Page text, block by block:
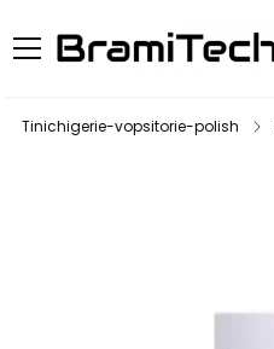
Tinichigerie-vopsitorie-polish